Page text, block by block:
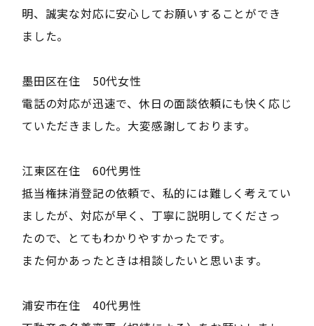
明、誠実な対応に安心してお願いすることができ
ました。
墨田区在住 50代女性
電話の対応が迅速で、休日の面談依頼にも快く応じ
ていただきました。大変感謝しております。
江東区在住 60代男性
抵当権抹消登記の依頼で、私的には難しく考えてい
ましたが、対応が早く、丁寧に説明してくださっ
たので、とてもわかりやすかったです。
また何かあったときは相談したいと思います。
浦安市在住 40代男性